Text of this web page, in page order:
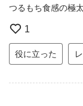
つるもち食感の極
1
役に立った